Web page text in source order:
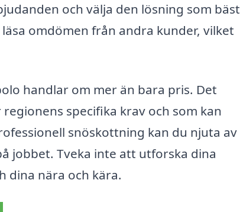
och välja den lösning som bäst
omdömen från andra kunder, vilket
handlar om mer än bara pris. Det
specifika krav och som kan
snöskottning kan du njuta av
jobbet. Tveka inte att utforska dina
dina nära och kära.